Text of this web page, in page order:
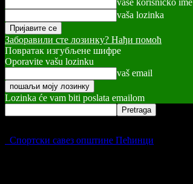
vaše korisničko ime
vaša lozinka
Заборавили сте лозинку? Нађи помоћ
Повратак изгубљене шифре
Oporavite vašu lozinku
vaš email
Lozinka će vam biti poslata emailom
Спортски савез општине Пећинци